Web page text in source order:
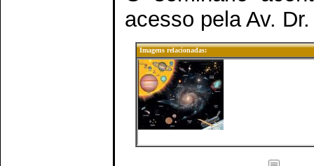
acesso pela Av.
Imagens relacionadas: